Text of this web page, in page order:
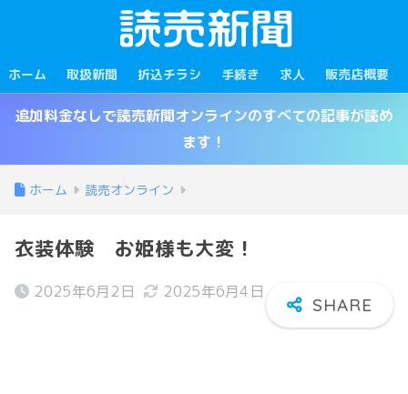
ホーム 取扱新聞 折込チラシ 手続き 求人 販売店概要
追加料金なしで読売新聞オンラインのすべての記事が読め
ます！
ホーム 読売オンライン
衣装体験 お姫様も大変！
2025年6月2日 2025年6月4日